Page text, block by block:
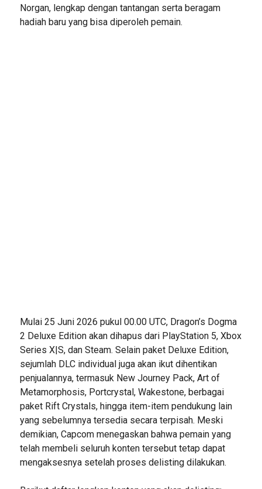
Norgan, lengkap dengan tantangan serta beragam
hadiah baru yang bisa diperoleh pemain.
Mulai 25 Juni 2026 pukul 00.00 UTC, Dragon’s Dogma
2 Deluxe Edition akan dihapus dari PlayStation 5, Xbox
Series X|S, dan Steam. Selain paket Deluxe Edition,
sejumlah DLC individual juga akan ikut dihentikan
penjualannya, termasuk New Journey Pack, Art of
Metamorphosis, Portcrystal, Wakestone, berbagai
paket Rift Crystals, hingga item-item pendukung lain
yang sebelumnya tersedia secara terpisah. Meski
demikian, Capcom menegaskan bahwa pemain yang
telah membeli seluruh konten tersebut tetap dapat
mengaksesnya setelah proses delisting dilakukan.